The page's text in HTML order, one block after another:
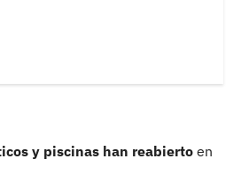
y piscinas han reabierto en